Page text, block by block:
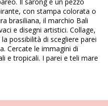
con stampa colorata o
brasiliana, il marchio Bali
e disegni artistici. Collage,
possibilità di scegliere parei
Cercate le immagini di
e tropicali. I parei e teli mare